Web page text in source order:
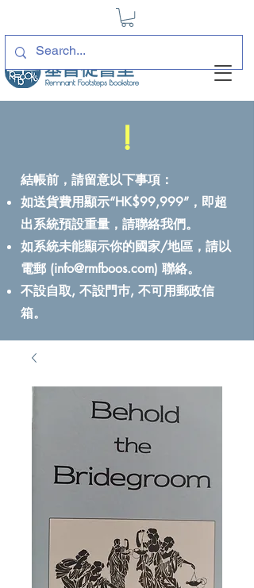
!
結帳前，請留意以下事項：
如送貨費用顯示“HK$99,999”，即超
出系統預設重量，請聯絡我們。
如系統未能顯示你的國家/地區，請以
電郵 (info@rmfboos.com) 聯絡。
不設自取, 不設門巿, 不可用郵政信
箱。